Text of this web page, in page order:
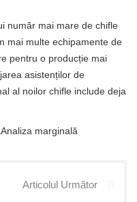
număr mai mare de chifle
mai multe echipamente de
pentru o producție mai
asistenților de
al noilor chifle include deja
marginală
Articolul Următor